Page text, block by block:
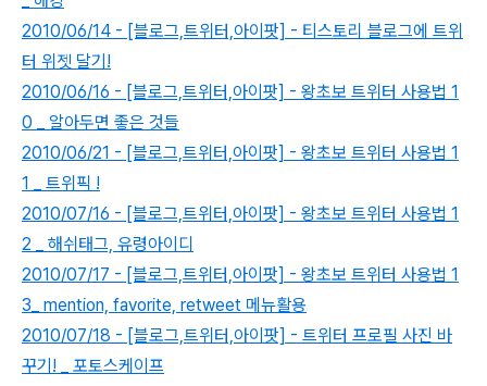
2010/06/14 - [블로그,트위터,아이팟] - 티스토리 블로그에 트위
터 위젯 달기!
2010/06/16 - [블로그,트위터,아이팟] - 왕초보 트위터 사용법 1
0 _ 알아두면 좋은 것들
2010/06/21 - [블로그,트위터,아이팟] - 왕초보 트위터 사용법 1
1 _ 트위픽 !
2010/07/16 - [블로그,트위터,아이팟] - 왕초보 트위터 사용법 1
2 _ 해쉬태그, 유령아이디
2010/07/17 - [블로그,트위터,아이팟] - 왕초보 트위터 사용법 1
3_ mention, favorite, retweet 메뉴활용
2010/07/18 - [블로그,트위터,아이팟] - 트위터 프로필 사진 바
꾸기! _ 포토스케이프